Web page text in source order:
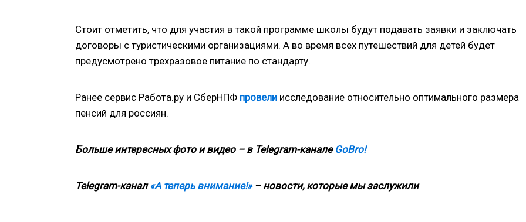
Стоит отметить, что для участия в такой программе школы будут подавать заявки и заключать
договоры с туристическими организациями. А во время всех путешествий для детей будет
предусмотрено трехразовое питание по стандарту.
Ранее сервис Работа.ру и СберНПФ провели исследование относительно оптимального размера
пенсий для россиян.
Больше интересных фото и видео – в Telegram-канале GoBro!
Telegram-канал «А теперь внимание!»– новости, которые мы заслужили